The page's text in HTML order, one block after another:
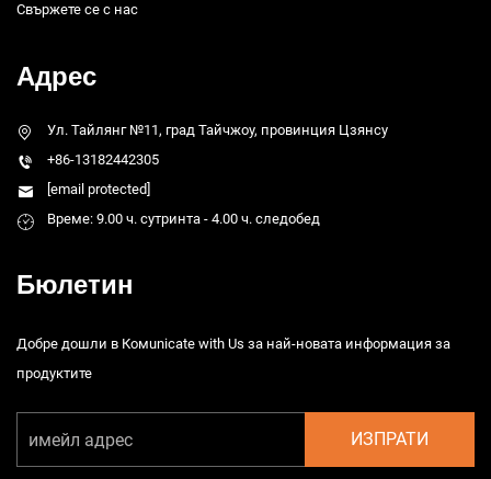
Свържете се с нас
Адрес
Ул. Тайлянг №11, град Тайчжоу, провинция Цзянсу
+86-13182442305
[email protected]
Време: 9.00 ч. сутринта - 4.00 ч. следобед
Бюлетин
Добре дошли в Комunicate with Us за най-новата информация за
продуктите
ИЗПРАТИ